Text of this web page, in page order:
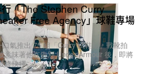
「The Stephen Curry
Free Agency」球鞋專場
口氣推出 75 組「Curry 試鞋期」戰靴拍
意味著他在告別 Under Armour 後，即將
終抉擇。